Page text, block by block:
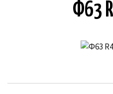
Ф63